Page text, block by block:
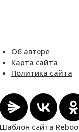
Об авторе
Карта сайта
Политика сайта
Шаблон сайта